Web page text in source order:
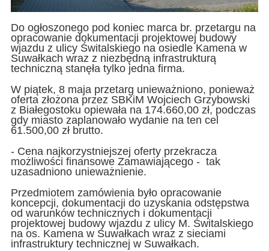
Do ogłoszonego pod koniec marca br. przetargu na
opracowanie dokumentacji projektowej budowy
wjazdu z ulicy Świtalskiego na osiedle Kamena w
Suwałkach wraz z niezbędną infrastrukturą
techniczną stanęła tylko jedna firma.
W piątek, 8 maja przetarg unieważniono, ponieważ
oferta złożona przez SBKiM Wojciech Grzybowski
z Białegostoku opiewała na 174.660,00 zł, podczas
gdy miasto zaplanowało wydanie na ten cel
61.500,00 zł brutto.
- Cena najkorzystniejszej oferty przekracza
możliwości finansowe Zamawiającego - tak
uzasadniono unieważnienie.
Przedmiotem zamówienia było opracowanie
koncepcji, dokumentacji do uzyskania odstępstwa
od warunków technicznych i dokumentacji
projektowej budowy wjazdu z ulicy M. Świtalskiego
na os. Kamena w Suwałkach wraz z sieciami
infrastruktury technicznej w Suwałkach.